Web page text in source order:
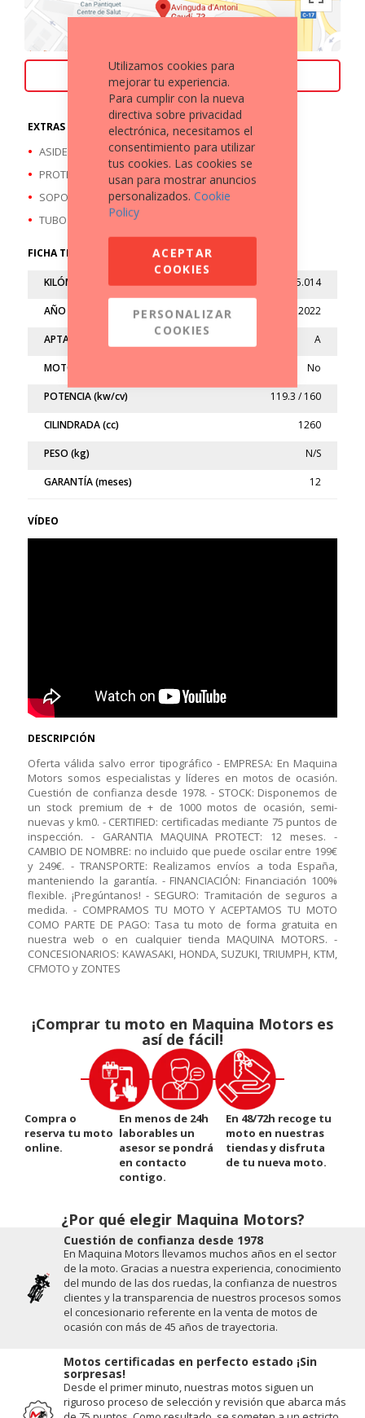
ACEPTAMOS TU MOTO COMO PARTE DE PAGO
EXTRAS A DESTACAR
ASIDERO PASAJERO
PROTECTOR DE DEPÓSITO
SOPORTE TELEFONO MOVIL
TUBO DE ESCAPE ARROW
FICHA TÉCNICA
KILÓMETROS 5.014
AÑO 2022
APTA A
MOTO LIMITADA No
POTENCIA (kw/cv) 119.3 / 160
CILINDRADA (cc) 1260
PESO (kg) N/S
GARANTÍA (meses) 12
VÍDEO
DESCRIPCIÓN
Oferta válida salvo error tipográfico - EMPRESA: En Maquina
Motors somos especialistas y líderes en motos de ocasión.
Cuestión de confianza desde 1978. - STOCK: Disponemos de
un stock premium de + de 1000 motos de ocasión, semi-
nuevas y km0. - CERTIFIED: certificadas mediante 75 puntos de
inspección. - GARANTIA MAQUINA PROTECT: 12 meses. -
CAMBIO DE NOMBRE: no incluido que puede oscilar entre 199€
y 249€. - TRANSPORTE: Realizamos envíos a toda España,
manteniendo la garantía. - FINANCIACIÓN: Financiación 100%
flexible. ¡Pregúntanos! - SEGURO: Tramitación de seguros a
medida. - COMPRAMOS TU MOTO Y ACEPTAMOS TU MOTO
COMO PARTE DE PAGO: Tasa tu moto de forma gratuita en
nuestra web o en cualquier tienda MAQUINA MOTORS. -
CONCESIONARIOS: KAWASAKI, HONDA, SUZUKI, TRIUMPH, KTM,
CFMOTO y ZONTES
¡Comprar tu moto en Maquina Motors es
así de fácil!
Compra o
reserva tu moto
online.
En menos de 24h
laborables un
asesor se pondrá
en contacto
contigo.
En 48/72h recoge tu
moto en nuestras
tiendas y disfruta
de tu nueva moto.
¿Por qué elegir Maquina Motors?
Cuestión de conﬁanza desde 1978
En Maquina Motors llevamos muchos años en el sector
de la moto. Gracias a nuestra experiencia, conocimiento
del mundo de las dos ruedas, la conﬁanza de nuestros
clientes y la transparencia de nuestros procesos somos
el concesionario referente en la venta de motos de
ocasión con más de 45 años de trayectoria.
Motos certificadas en perfecto estado ¡Sin
sorpresas!
Desde el primer minuto, nuestras motos siguen un
riguroso proceso de selección y revisión que abarca más
Utilizamos cookies para
mejorar tu experiencia.
Para cumplir con la nueva
directiva sobre privacidad
electrónica, necesitamos el
consentimiento para utilizar
tus cookies. Las cookies se
usan para mostrar anuncios
personalizados. Cookie
Policy
ACEPTAR
COOKIES
PERSONALIZAR
COOKIES